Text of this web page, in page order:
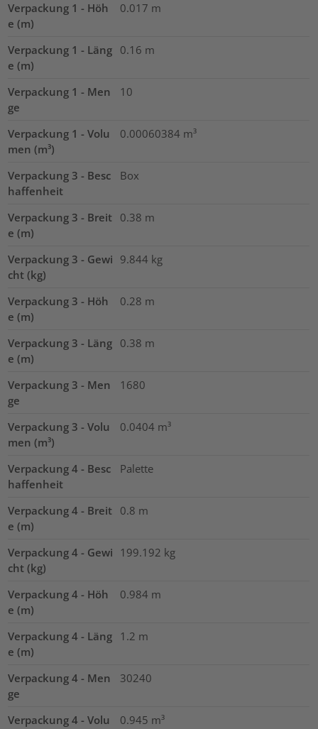
Verpackung 1 - Höh
e (m)
0.017 m
Verpackung 1 - Läng
e (m)
0.16 m
Verpackung 1 - Men
ge
10
Verpackung 1 - Volu
men (m³)
0.00060384 m³
Verpackung 3 - Besc
haffenheit
Box
Verpackung 3 - Breit
e (m)
0.38 m
Verpackung 3 - Gewi
cht (kg)
9.844 kg
Verpackung 3 - Höh
e (m)
0.28 m
Verpackung 3 - Läng
e (m)
0.38 m
Verpackung 3 - Men
ge
1680
Verpackung 3 - Volu
men (m³)
0.0404 m³
Verpackung 4 - Besc
haffenheit
Palette
Verpackung 4 - Breit
e (m)
0.8 m
Verpackung 4 - Gewi
cht (kg)
199.192 kg
Verpackung 4 - Höh
e (m)
0.984 m
Verpackung 4 - Läng
e (m)
1.2 m
Verpackung 4 - Men
ge
30240
Verpackung 4 - Volu
0.945 m³